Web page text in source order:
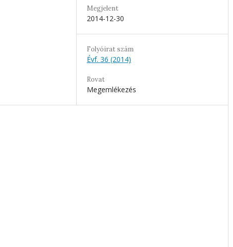
Megjelent
2014-12-30
Folyóirat szám
Évf. 36 (2014)
Rovat
Megemlékezés